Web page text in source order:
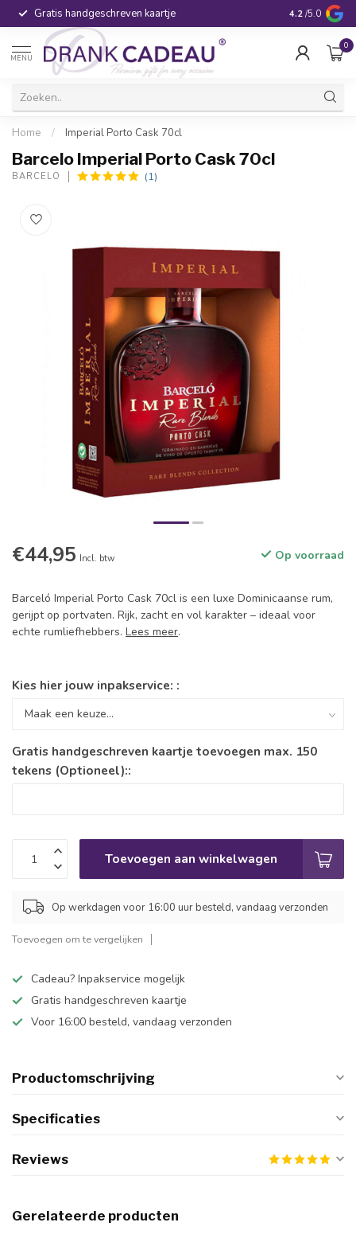
Gratis handgeschreven kaartje Voor 16:00
4.2 /5.0
MENU
0
Home / Imperial Porto Cask 70cl
Barcelo Imperial Porto Cask 70cl
BARCELO (1)
€44,95 Incl. btw Op voorraad
Barceló Imperial Porto Cask 70cl is een luxe Dominicaanse rum,
gerijpt op portvaten. Rijk, zacht en vol karakter – ideaal voor
echte rumliefhebbers. Lees meer.
Kies hier jouw inpakservice: :
Gratis handgeschreven kaartje toevoegen max. 150
tekens (Optioneel)::
Toevoegen aan winkelwagen
Op werkdagen voor 16:00 uur besteld, vandaag verzonden
Toevoegen om te vergelijken
Cadeau? Inpakservice mogelijk
Gratis handgeschreven kaartje
Voor 16:00 besteld, vandaag verzonden
Productomschrijving
Specificaties
Reviews
Gerelateerde producten